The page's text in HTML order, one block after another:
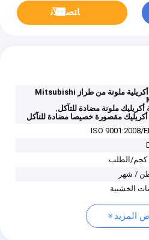
ﺎﺘﺼﻟ ﺍﻶﻧ
لوحة أكريلية ملونة من طراز Mitsubishi
أكريليك ملونة مضادة للتآكل,
أكريليك مقصورة خصيصا مضادة للتآكل
ISO 9001:2008/
الخشبية
المزيد